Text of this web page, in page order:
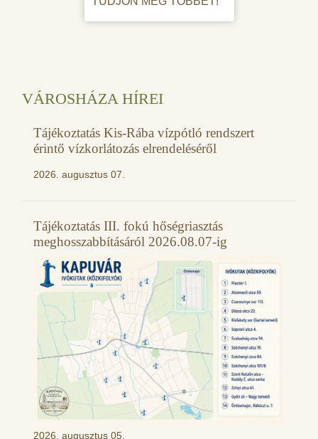
VÁROSHÁZA HÍREI
Tájékoztatás Kis-Rába vízpótló rendszert
érintő vízkorlátozás elrendeléséről
2026. augusztus 07.
Tájékoztatás III. fokú hőségriasztás
meghosszabbításáról 2026.08.07-ig
2026. augusztus 05.